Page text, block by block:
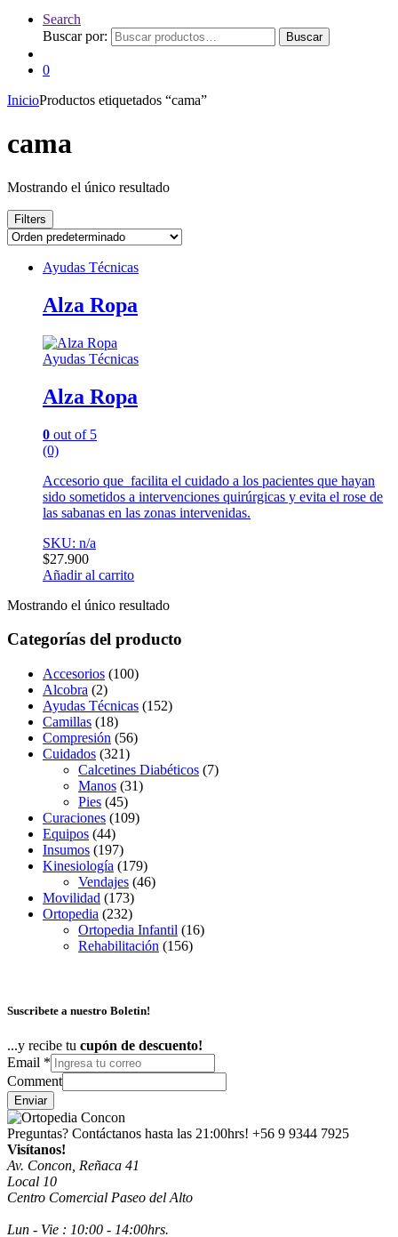
Search
Buscar por:
Buscar
0
InicioProductos etiquetados “cama”
cama
Mostrando el único resultado
Filters
Ayudas Técnicas
Alza Ropa
Ayudas Técnicas
Alza Ropa
0 out of 5
(0)
Accesorio que facilita el cuidado a los pacientes que hayan
sido sometidos a intervenciones quirúrgicas y evita el rose de
las sabanas en las zonas intervenidas.
SKU: n/a
$27.900
Añadir al carrito
Mostrando el único resultado
Categorías del producto
Accesorios (100)
Alcobra (2)
Ayudas Técnicas (152)
Camillas (18)
Compresión (56)
Cuidados (321)
Calcetines Diabéticos (7)
Manos (31)
Pies (45)
Curaciones (109)
Equipos (44)
Insumos (197)
Kinesiología (179)
Vendajes (46)
Movilidad (173)
Ortopedia (232)
Ortopedia Infantil (16)
Rehabilitación (156)
Suscribete a nuestro Boletin!
...y recibe tu cupón de descuento!
Email *
Comment
Enviar
Preguntas? Contáctanos hasta las 21:00hrs! +56 9 9344 7925
Visítanos!
Av. Concon, Reñaca 41
Local 10
Centro Comercial Paseo del Alto
Lun - Vie : 10:00 - 14:00hrs.